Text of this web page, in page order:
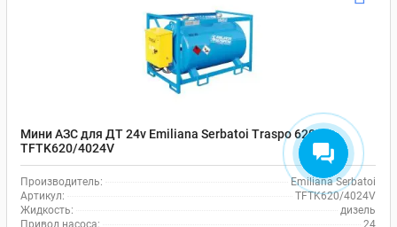
Мини АЗС для ДТ 24v Emiliana Serbatoi Traspo 620
TFTK620/4024V
Производитель:
Emiliana Serbatoi
Артикул:
TFTK620/4024V
Жидкость:
дизель
Привод насоса:
24